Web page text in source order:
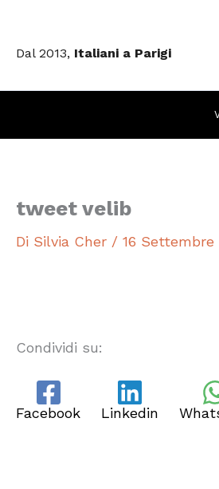
contenuto
Dal 2013, Italiani a Parigi
tweet velib
Di Silvia Cher / 16 Settembre
Condividi su:
Facebook Linkedin